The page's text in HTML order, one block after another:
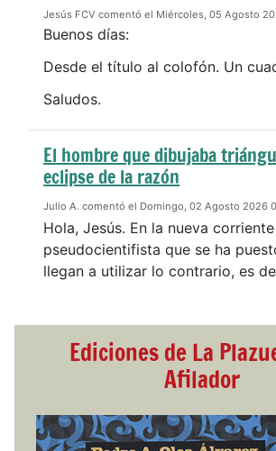
Jesús FCV comentó el Miércoles, 05 Agosto
Buenos días:
Desde el título al colofón. Un
Saludos.
El hombre que dibujaba
eclipse de la razón
Julio A. comentó el Domingo, 02 Agosto 2026
Hola, Jesús. En la nueva corriente
pseudocientifista que se ha
llegan a utilizar lo contrario, es
Ediciones de La
Afilador